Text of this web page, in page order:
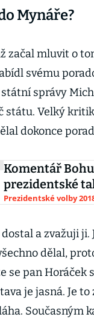
Mynáře?
začal mluvit o
svému
správy
státu. Velký
dokonce
Komentář
prezidentské
Prezidentské volby
dostal a zvažuji
dělal,
se pan Horáček
je jasná. Je
Současným